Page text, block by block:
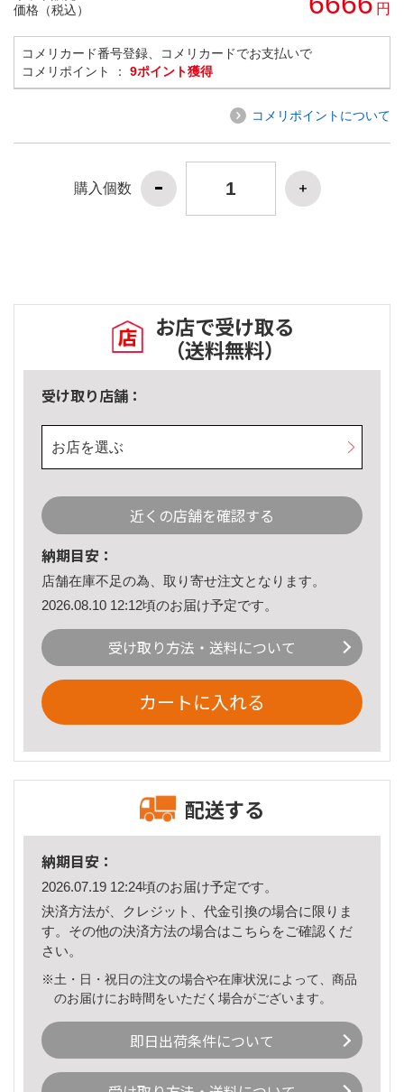
価格（税込）
円
コメリカード番号登録、コメリカードでお支払いで
コメリポイント ： 9ポイント獲得
コメリポイントについて
購入個数
お店で受け取る
（送料無料）
受け取り店舗：
お店を選ぶ
近くの店舗を確認する
納期目安：
店舗在庫不足の為、取り寄せ注文となります。
2026.08.10 12:12頃のお届け予定です。
受け取り方法・送料について
カートに入れる
配送する
納期目安：
2026.07.19 12:24頃のお届け予定です。
決済方法が、クレジット、代金引換の場合に限りま
す。その他の決済方法の場合はこちら をご確認くだ
さい。
※土・日・祝日の注文の場合や在庫状況によって、商品
のお届けにお時間をいただく場合がございます。
即日出荷条件について